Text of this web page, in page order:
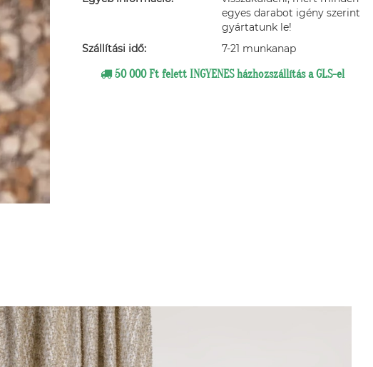
egyes darabot igény szerint
gyártatunk le!
Szállítási idő:
7-21 munkanap
50 000 Ft felett INGYENES házhozszállítás a GLS-el